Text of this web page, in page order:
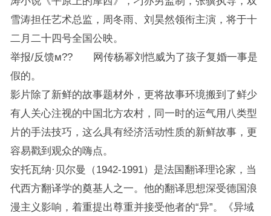
雪涛担任艺术总监，周冬雨、刘昊然领衔主演，将于十
二月二十四号全国公映。
举报/反馈м?? 网传杨幂刘恺威为了孩子复婚一事是
假的。
影片除了新鲜的故事题材外，更将故事环境搬到了鲜少
有人关心注视的中国北方农村，同一时的运气用八类型
片的手法技巧，这么具有经济活动性质的新鲜故事，更
容易戳到观众的嗨点。
安托瓦纳·贝尔曼（1942-1991）是法国翻译理论家，当
代西方翻译学的奠基人之一。他的翻译思想深受德国浪
漫主义影响，着重提出尊重并接受他者的“异”。《异域